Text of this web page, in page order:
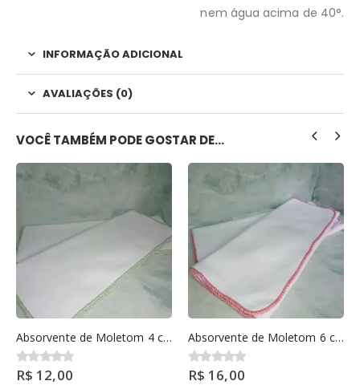
nem água acima de 40°.
INFORMAÇÃO ADICIONAL
AVALIAÇÕES (0)
VOCÊ TAMBÉM PODE GOSTAR DE…
Absorvente de Moletom 4 camadas
0out of 5
R$ 12,00
Absorvente de Moletom 6 camadas
0out of 5
R$ 16,00